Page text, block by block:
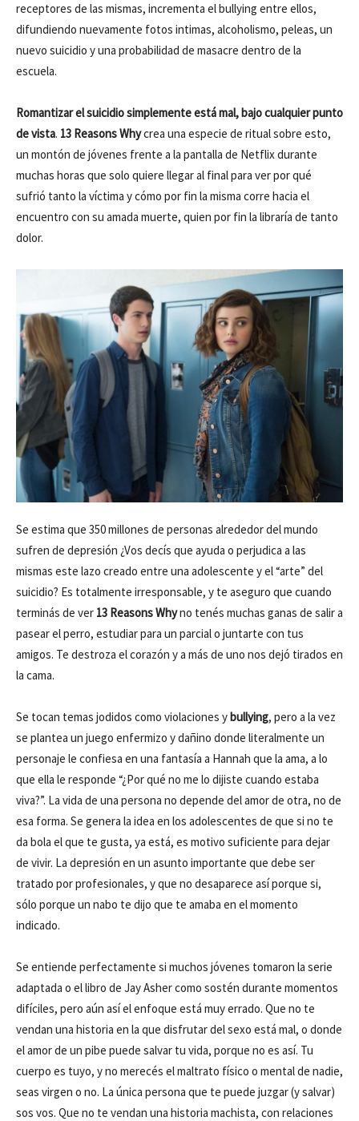
receptores de las mismas, incrementa el bullying entre ellos,
difundiendo nuevamente fotos intimas, alcoholismo, peleas, un
nuevo suicidio y una probabilidad de masacre dentro de la
escuela.
Romantizar el suicidio simplemente está mal, bajo cualquier punto
de vista. 13 Reasons Whycrea una especie de ritual sobre esto,
un montón de jóvenes frente a la pantalla de Netflix durante
muchas horas que solo quiere llegar al final para ver por qué
sufrió tanto la víctima y cómo por fin la misma corre hacia el
encuentro con su amada muerte, quien por fin la libraría de tanto
dolor.
Se estima que 350 millones de personas alrededor del mundo
sufren de depresión ¿Vos decís que ayuda o perjudica a las
mismas este lazo creado entre una adolescente y el “arte” del
suicidio? Es totalmente irresponsable, y te aseguro que cuando
terminás de ver 13 Reasons Whyno tenés muchas ganas de salir a
pasear el perro, estudiar para un parcial o juntarte con tus
amigos. Te destroza el corazón y a más de uno nos dejó tirados en
la cama.
Se tocan temas jodidos como violaciones ybullying, pero a la vez
se plantea un juego enfermizo y dañino donde literalmente un
personaje le confiesa en una fantasía a Hannah que la ama, a lo
que ella le responde “¿Por qué no me lo dijiste cuando estaba
viva?”. La vida de una persona no depende del amor de otra, no de
esa forma. Se genera la idea en los adolescentes de que si no te
da bola el que te gusta, ya está, es motivo suficiente para dejar
de vivir. La depresión en un asunto importante que debe ser
tratado por profesionales, y que no desaparece así porque si,
sólo porque un nabo te dijo que te amaba en el momento
indicado.
Se entiende perfectamente si muchos jóvenes tomaron la serie
adaptada o el libro de Jay Asher como sostén durante momentos
difíciles, pero aún así el enfoque está muy errado. Que no te
vendan una historia en la que disfrutar del sexo está mal, o donde
el amor de un pibe puede salvar tu vida, porque no es así. Tu
cuerpo es tuyo, y no merecés el maltrato físico o mental de nadie,
seas virgen o no. La única persona que te puede juzgar (y salvar)
sos vos. Que no te vendan una historia machista, con relaciones